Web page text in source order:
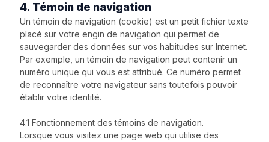
4. Témoin de navigation
Un témoin de navigation (cookie) est un petit fichier texte
placé sur votre engin de navigation qui permet de
sauvegarder des données sur vos habitudes sur Internet.
Par exemple, un témoin de navigation peut contenir un
numéro unique qui vous est attribué. Ce numéro permet
de reconnaître votre navigateur sans toutefois pouvoir
établir votre identité.
4.1 Fonctionnement des témoins de navigation.
Lorsque vous visitez une page web qui utilise des